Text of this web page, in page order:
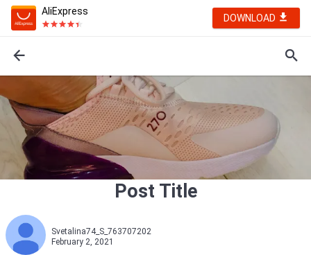
AliExpress
DOWNLOAD
Post Title
Svetalina74_S_763707202
February 2, 2021